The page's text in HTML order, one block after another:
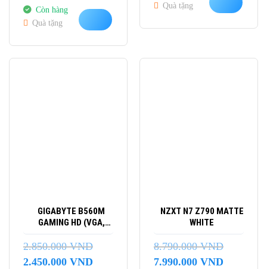
là:
22.188.900 VND.
tại
Còn hàng
Quà tặng
Quà tặng
GIGABYTE B560M
GAMING HD (VGA,
HDMI)
2.850.000VND
Giá
2.450.000 VNDGiá
NZXT N7 Z790 MATTE
WHITE
8.790.000VND
Giá
7.990.000 VNDGiá